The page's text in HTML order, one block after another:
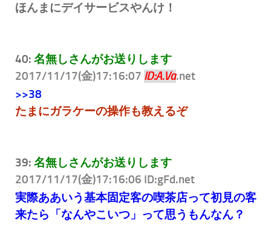
ほんまにデイサービスやんけ！
40: 名無しさんがお送りします
2017/11/17(金)17:16:07 ID:A.Va.net
>>38
たまにガラケーの操作も教えるぞ
39: 名無しさんがお送りします
2017/11/17(金)17:16:06 ID:gFd.net
実際ああいう基本固定客の喫茶店って初見の客
来たら「なんやこいつ」って思うもんなん？